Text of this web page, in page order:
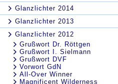
Glanzlichter 2014
Glanzlichter 2013
Glanzlichter 2012
Grußwort Dr. Röttgen
Grußwort I. Sielmann
Grußwort DVF
Vorwort GdN
All-Over Winner
Magnificent Wilderness